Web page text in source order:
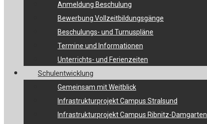
Anmeldung Beschulung
Bewerbung Vollzeitbildungsgänge
Beschulungs- und Turnuspläne
Termine und Informationen
Unterrichts- und Ferienzeiten
Schulentwicklung
Gemeinsam mit Weitblick
Infrastrukturprojekt Campus Stralsund
Infrastrukturprojekt Campus Ribnitz-Damgarten